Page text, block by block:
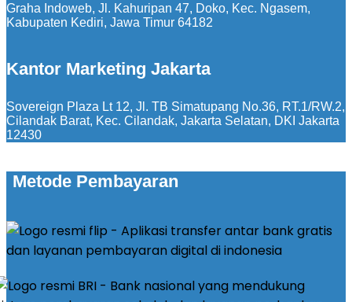
Graha Indoweb, Jl. Kahuripan 47, Doko, Kec. Ngasem,
Kabupaten Kediri, Jawa Timur 64182
Kantor Marketing Jakarta
Sovereign Plaza Lt 12, Jl. TB Simatupang No.36, RT.1/RW.2,
Cilandak Barat, Kec. Cilandak, Jakarta Selatan, DKI Jakarta
12430
Metode Pembayaran